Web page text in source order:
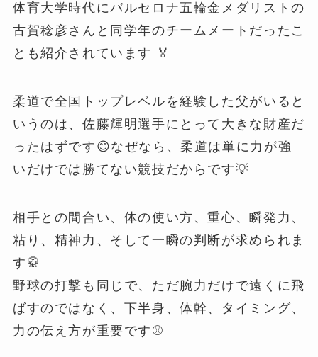
体育大学時代にバルセロナ五輪金メダリストの
古賀稔彦さんと同学年のチームメートだったこ
とも紹介されています 🏅
柔道で全国トップレベルを経験した父がいると
いうのは、佐藤輝明選手にとって大きな財産だ
ったはずです😊なぜなら、柔道は単に力が強
いだけでは勝てない競技だからです💡
相手との間合い、体の使い方、重心、瞬発力、
粘り、精神力、そして一瞬の判断が求められま
す🥋
野球の打撃も同じで、ただ腕力だけで遠くに飛
ばすのではなく、下半身、体幹、タイミング、
力の伝え方が重要です⚾️